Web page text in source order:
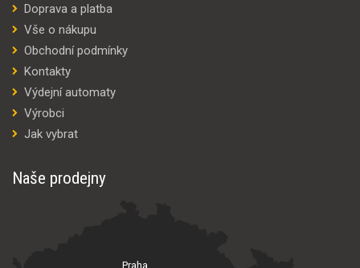
Doprava a platba
Vše o nákupu
Obchodní podmínky
Kontakty
Výdejní automaty
Výrobci
Jak vybrat
Naše prodejny
Praha